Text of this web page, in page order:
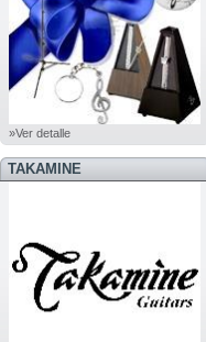
»Ver detalle
TAKAMINE